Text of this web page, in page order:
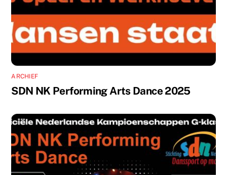
ARCHIEF
SDN NK Performing Arts Dance 2025